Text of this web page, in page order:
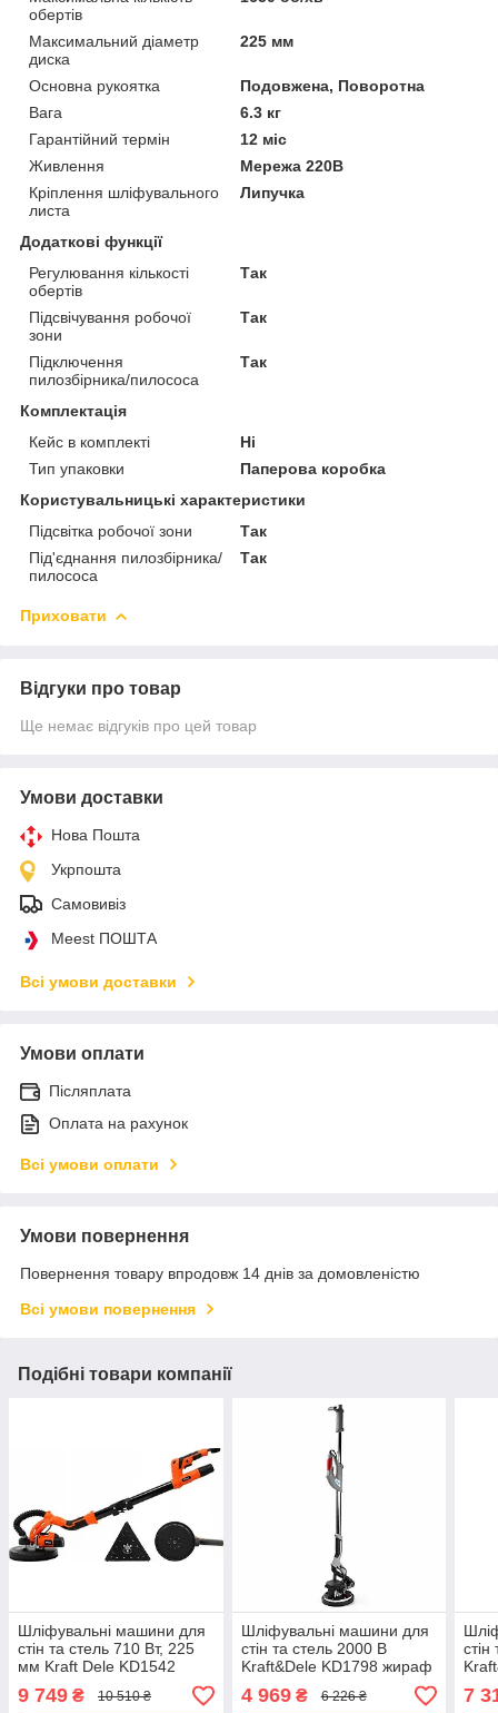
обертів
Максимальний діаметр
диска
225 мм
Основна рукоятка
Подовжена, Поворотна
Вага
6.3 кг
Гарантійний термін
12 міс
Живлення
Мережа 220В
Кріплення шліфувального
листа
Липучка
Додаткові функції
Регулювання кількості
обертів
Так
Підсвічування робочої
зони
Так
Підключення
пилозбірника/пилососа
Так
Комплектація
Кейс в комплекті
Ні
Тип упаковки
Паперова коробка
Користувальницькі характеристики
Підсвітка робочої зони
Так
Під'єднання пилозбірника/
пилососа
Так
Приховати
Відгуки про товар
Ще немає відгуків про цей товар
Умови доставки
Нова Пошта
Укрпошта
Самовивіз
Meest ПОШТА
Всі умови доставки
Умови оплати
Післяплата
Оплата на рахунок
Всі умови оплати
Умови повернення
Повернення товару впродовж 14 днів за домовленістю
Всі умови повернення
Подібні товари компанії
Шліфувальні машини для
стін та стель 710 Вт, 225
мм Kraft Dele KD1542
жираф шліфувальна
машина
9 749 ₴ 10 510 ₴
Шліфувальні машини для
стін та стель 2000 В
Kraft&Dele KD1798 жираф
шліфувальна машина
4 969₴ 6 226 ₴ 7